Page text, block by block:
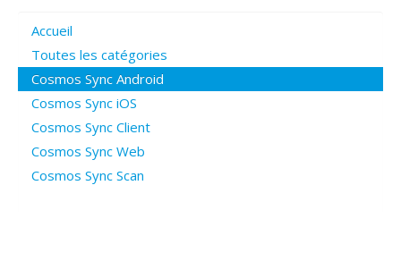
Poser une question
Questions ouvertes
Connexion
Accueil
Toutes les catégories
Cosmos Sync Android
Cosmos Sync iOS
Cosmos Sync Client
Cosmos Sync Web
Cosmos Sync Scan